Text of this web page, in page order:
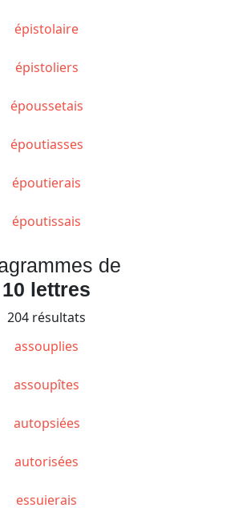
épistolaire
épistoliers
époussetais
époutiasses
époutierais
époutissais
de
10 lettres
204 résultats
assouplies
assoupîtes
autopsiées
autorisées
essuierais